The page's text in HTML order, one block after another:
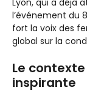
l’événement du
fort la voix des
global sur la
Le
inspirante